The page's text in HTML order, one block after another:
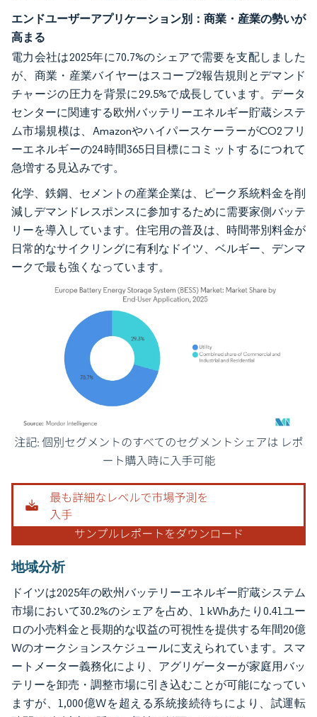
エンドユーザーアプリケーション別：商業・産業の勢いが
高まる
電力会社は2025年に70.7%のシェアで需要を支配しました
が、商業・産業バイヤーはスコープ2報告規則とデマンド
チャージの圧力を背景に29.5%で成長しています。データ
センターに関連する欧州バッテリーエネルギー貯蔵システ
ム市場規模は、AmazonやハイパースケーラーがCO2フリ
ーエネルギーの24時間365日目標にコミットするにつれて
急増する見込みです。
化学、鉄鋼、セメントの産業企業は、ピーク系統料金を削
減しデマンドレスポンスに参加するために需要家側バッテ
リーを導入しています。住宅用の普及は、時間帯別料金が
日常的なサイクリングに有利なドイツ、ベルギー、デンマ
ークで最も強くなっています。
画像 © Mordor Intelligence。再利用にはCC BY 4.0の表示が必要です。
地域分析
ドイツは2025年の欧州バッテリーエネルギー貯蔵システム
市場において30.2%のシェアを占め、1 kWhあたり0.41ユー
ロの小売料金と長期的な収益の可視性を提供する年間20億
Wのオークションスケジュールに支えられています。スマ
ートメーター義務化により、アグリゲーターが家庭用バッ
テリーを卸売・調整市場に引き込むことが可能になってい
ますが、1,000億Wを超える系統接続待ちにより、試運転